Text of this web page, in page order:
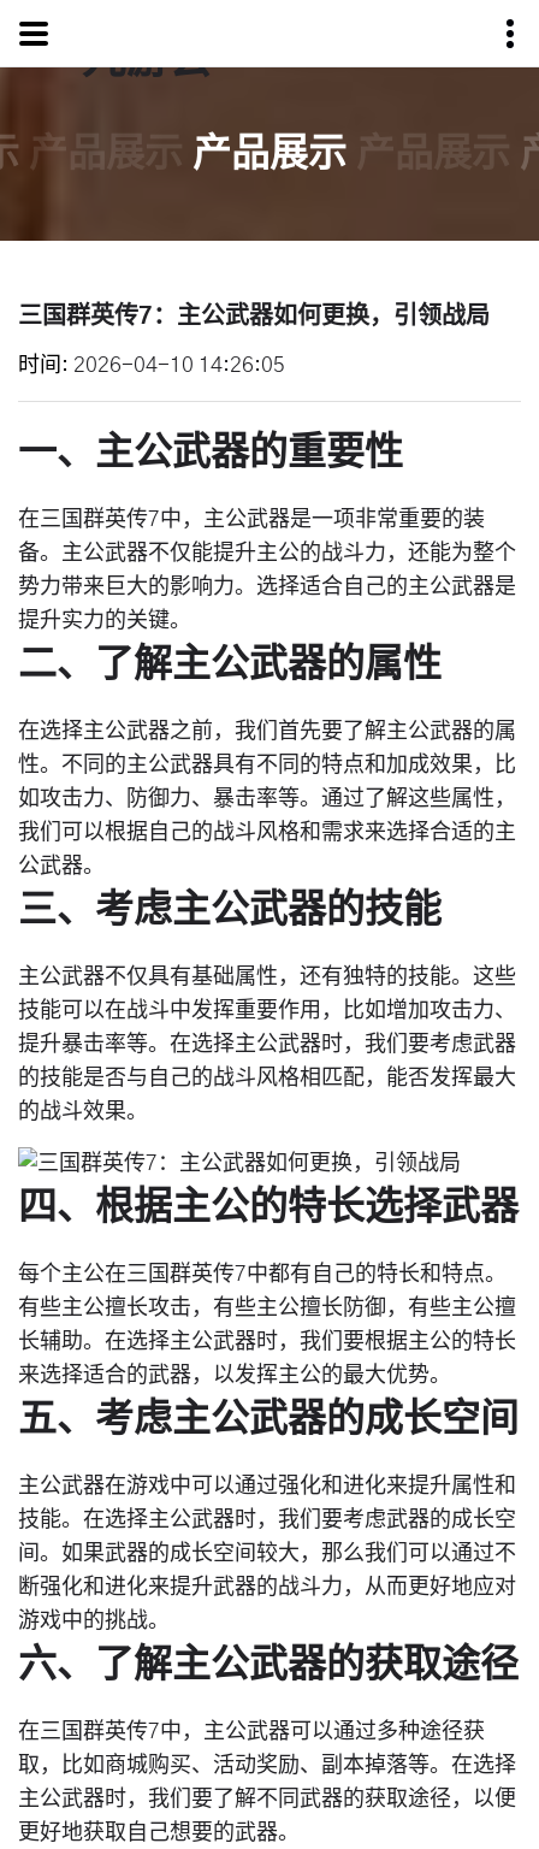
产品展示 产品展示 产品展示
三国群英传7：主公武器如何更换，引领战局
时间 2026-04-10 14:26:05
一、主公武器的重要性
在三国群英传7中，主公武器是一项非常重要的装
备。主公武器不仅能提升主公的战斗力，还能为整个
势力带来巨大的影响力。选择适合自己的主公武器是
提升实力的关键。
二、了解主公武器的属性
在选择主公武器之前，我们首先要了解主公武器的属
性。不同的主公武器具有不同的特点和加成效果，比
如攻击力、防御力、暴击率等。通过了解这些属性，
我们可以根据自己的战斗风格和需求来选择合适的主
公武器。
三、考虑主公武器的技能
主公武器不仅具有基础属性，还有独特的技能。这些
技能可以在战斗中发挥重要作用，比如增加攻击力、
提升暴击率等。在选择主公武器时，我们要考虑武器
的技能是否与自己的战斗风格相匹配，能否发挥最大
的战斗效果。
四、根据主公的特长选择武器
每个主公在三国群英传7中都有自己的特长和特点。
有些主公擅长攻击，有些主公擅长防御，有些主公擅
长辅助。在选择主公武器时，我们要根据主公的特长
来选择适合的武器，以发挥主公的最大优势。
五、考虑主公武器的成长空间
主公武器在游戏中可以通过强化和进化来提升属性和
技能。在选择主公武器时，我们要考虑武器的成长空
间。如果武器的成长空间较大，那么我们可以通过不
断强化和进化来提升武器的战斗力，从而更好地应对
游戏中的挑战。
六、了解主公武器的获取途径
在三国群英传7中，主公武器可以通过多种途径获
取，比如商城购买、活动奖励、副本掉落等。在选择
主公武器时，我们要了解不同武器的获取途径，以便
更好地获取自己想要的武器。